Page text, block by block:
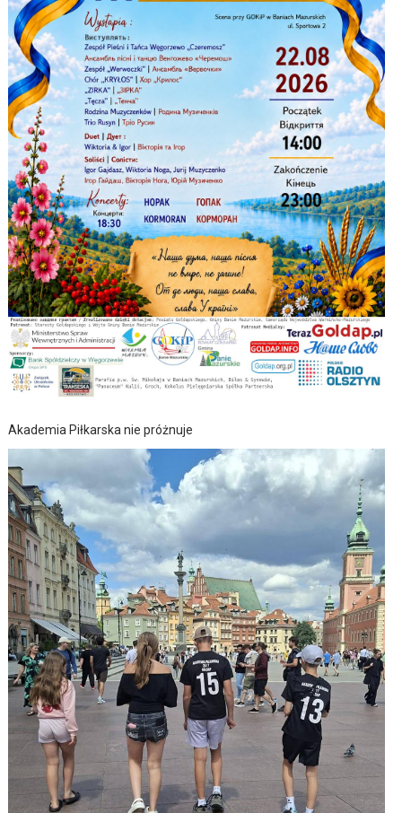
Akademia Piłkarska nie próżnuje